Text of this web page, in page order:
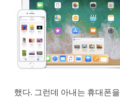
했다. 그런데 아내는 휴대폰